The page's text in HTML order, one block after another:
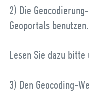
2) Die
Geoportals benutzen.
Lesen Sie dazu bitte
3) Den Geocoding-